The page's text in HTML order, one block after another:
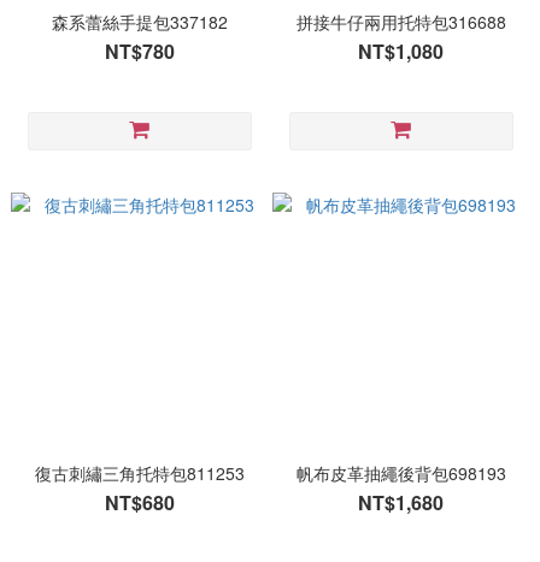
森系蕾絲手提包337182
NT$780
拼接牛仔兩用托特包316688
NT$1,080
復古刺繡三角托特包811253
NT$680
帆布皮革抽繩後背包698193
NT$1,680